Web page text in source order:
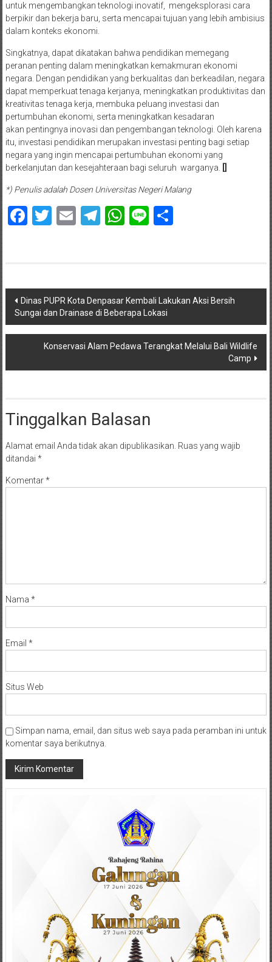
untuk mengembangkan teknologi inovatif, mengeksplorasi cara
berpikir dan bekerja baru, serta mencapai tujuan yang lebih ambisius
dalam konteks ekonomi.
Singkatnya, dapat dikatakan bahwa pendidikan memegang
peranan penting dalam meningkatkan kemakmuran ekonomi
negara. Dengan pendidikan yang berkualitas dan berkeadilan, negara
dapat memperkuat tenaga kerjanya, meningkatkan produktivitas dan
kreativitas tenaga kerja, membuka peluang investasi dan
pertumbuhan ekonomi, serta meningkatkan kesadaran
akan pentingnya inovasi dan pengembangan teknologi. Oleh karena
itu, investasi pendidikan merupakan investasi penting bagi setiap
negara yang ingin mencapai pertumbuhan ekonomi yang
berkelanjutan dan kesejahteraan bagi seluruh warganya.
*) Penulis adalah Dosen Universitas Negeri Malang
Facebook
Twitter
EmailTelegram
WhatsApp
LineShare
Navigasi
pos
Dinas PUPR Kota Denpasar Kembali Lakukan Aksi Bersih
Sungai dan Drainase di Beberapa Lokasi
Konservasi Alam Pedawa Terangkat Melalui Bali Wildlife
Camp
Tinggalkan Balasan
Alamat email Anda tidak akan dipublikasikan. Ruas yang wajib
ditandai *
Komentar*
Nama *
Email *
Situs Web
Simpan nama, email, dan situs web saya pada peramban ini untuk
komentar saya berikutnya.